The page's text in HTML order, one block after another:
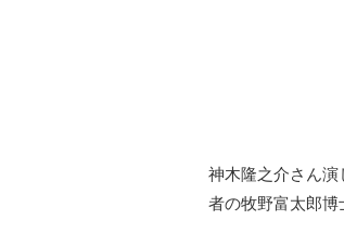
神木隆之介さん
者の牧野富太郎博